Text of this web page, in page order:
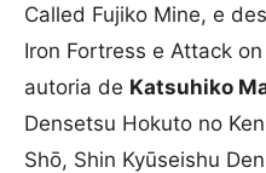
Called Fujiko Mine, e
Iron Fortress e Attack
autoria de Katsuhiko
Densetsu Hokuto no
Shō, Shin Kyūseishu